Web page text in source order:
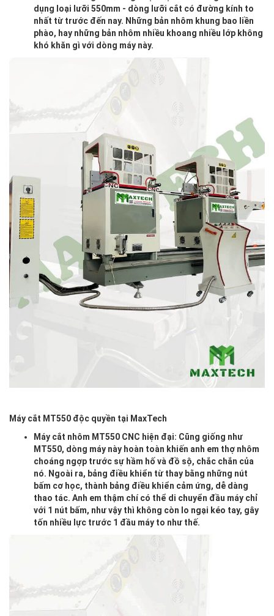
dụng loại lưỡi 550mm - dòng lưỡi cắt có đường kính to
nhất từ trước đến nay. Những bản nhôm khung bao liền
phào, hay những bản nhôm nhiều khoang nhiều lớp không
khó khăn gì với dòng máy này.
Máy cắt MT550 độc quyền tại MaxTech
Máy cắt nhôm MT550 CNC hiện đại: Cũng giống như
MT550, dòng máy này hoàn toàn khiến anh em thợ nhôm
choáng ngợp trước sự hầm hố và đồ sộ, chắc chắn của
nó. Ngoài ra, bảng điều khiển từ thay bằng những nút
bấm cơ học, thành bảng điều khiển cảm ứng, dễ dàng
thao tác. Anh em thậm chí có thể di chuyển đầu máy chỉ
với 1 nút bấm, như vậy thì không còn lo ngại kéo tay, gây
tốn nhiều lực trước 1 đầu máy to như thế.